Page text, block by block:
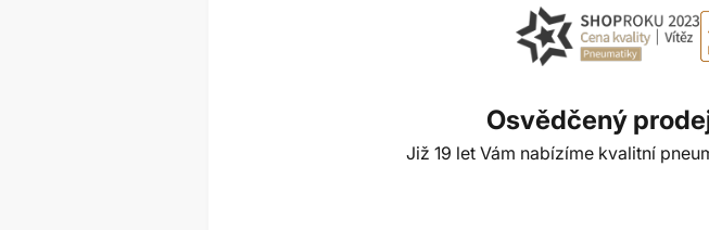
Osvědčený
Již 19 let Vám nabízíme kvalitní